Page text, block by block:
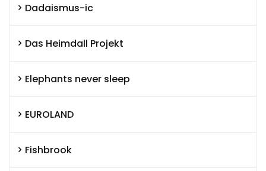
Dadaismus-ic
Das Heimdall Projekt
Elephants never sleep
EUROLAND
Fishbrook